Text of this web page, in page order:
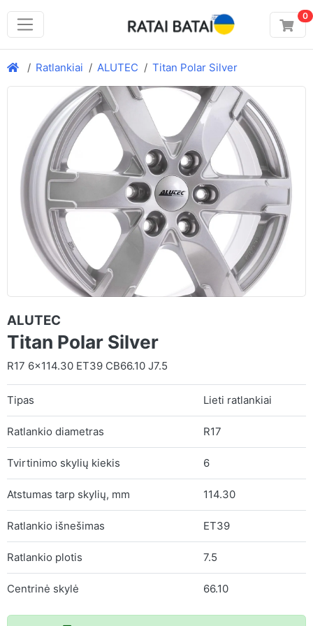
0
Ratlankiai ALUTEC Titan Polar Silver
ALUTEC
Titan Polar Silver
R17 6x114.30 ET39 CB66.10 J7.5
Tipas Lieti ratlankiai
Ratlankio diametras R17
Tvirtinimo skylių kiekis 6
Atstumas tarp skylių, mm 114.30
Ratlankio išnešimas ET39
Ratlankio plotis 7.5
Centrinė skylė 66.10